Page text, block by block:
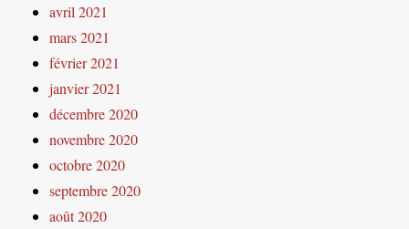
avril 2021
mars 2021
février 2021
janvier 2021
décembre 2020
novembre 2020
octobre 2020
septembre 2020
août 2020